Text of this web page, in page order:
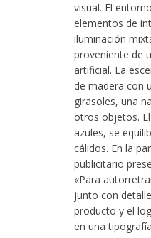
visual. El
elementos de
iluminación
proveniente de
artificial. La
de madera con
girasoles, una
otros objetos.
azules, se
cálidos. En la
publicitario
«Para
junto con
producto y el
en una